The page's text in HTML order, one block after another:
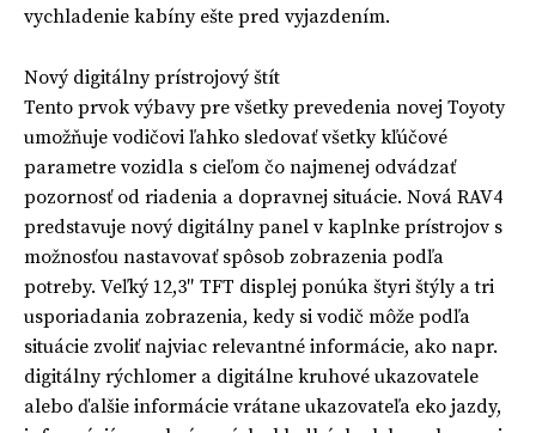
vychladenie kabíny ešte pred vyjazdením.
Nový digitálny prístrojový štít
Tento prvok výbavy pre všetky prevedenia novej Toyoty
umožňuje vodičovi ľahko sledovať všetky kľúčové
parametre vozidla s cieľom čo najmenej odvádzať
pozornosť od riadenia a dopravnej situácie. Nová RAV4
predstavuje nový digitálny panel v kaplnke prístrojov s
možnosťou nastavovať spôsob zobrazenia podľa
potreby. Veľký 12,3″ TFT displej ponúka štyri štýly a tri
usporiadania zobrazenia, kedy si vodič môže podľa
situácie zvoliť najviac relevantné informácie, ako napr.
digitálny rýchlomer a digitálne kruhové ukazovatele
alebo ďalšie informácie vrátane ukazovateľa eko jazdy,